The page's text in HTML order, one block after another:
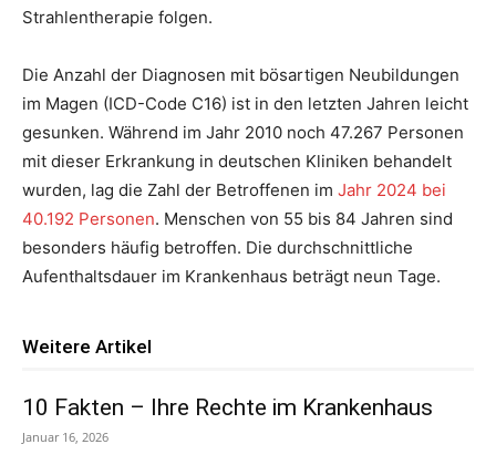
Strahlentherapie folgen.
Die Anzahl der Diagnosen mit bösartigen Neubildungen
im Magen (ICD-Code C16) ist in den letzten Jahren leicht
gesunken. Während im Jahr 2010 noch 47.267 Personen
mit dieser Erkrankung in deutschen Kliniken behandelt
wurden, lag die Zahl der Betroffenen im Jahr 2024 bei
40.192 Personen. Menschen von 55 bis 84 Jahren sind
besonders häufig betroffen. Die durchschnittliche
Aufenthaltsdauer im Krankenhaus beträgt neun Tage.
Weitere Artikel
10 Fakten – Ihre Rechte im Krankenhaus
Januar 16, 2026